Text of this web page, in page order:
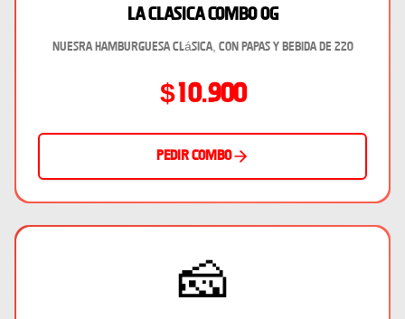
La Clasica Combo Og
Nuesra hamburguesa clásica, con papas y bebida de 220
$10.900
Pedir combo
🧀